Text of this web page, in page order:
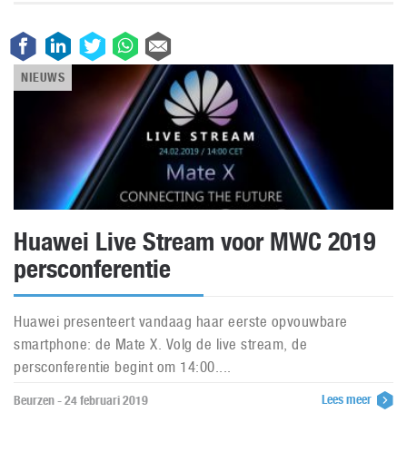
NIEUWS
Huawei Live Stream voor MWC 2019
persconferentie
Huawei presenteert vandaag haar eerste opvouwbare
smartphone: de Mate X. Volg de live stream, de
persconferentie begint om 14:00....
Beurzen - 24 februari 2019 Lees meer